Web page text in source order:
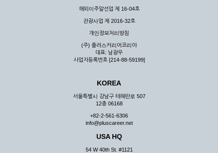
해외이주알선업 제 16-04호
관광사업 제 2016-32호
개인정보처리방침
(주) 플러스커리어코리아
대표: 남광우
사업자등록번호 [214-88-59199]
KOREA
서울특별시 강남구 테헤란로 507
12층 06168
+82-2-561-6306
info@pluscareer.net
USA HQ
54 W 40th St. #1121